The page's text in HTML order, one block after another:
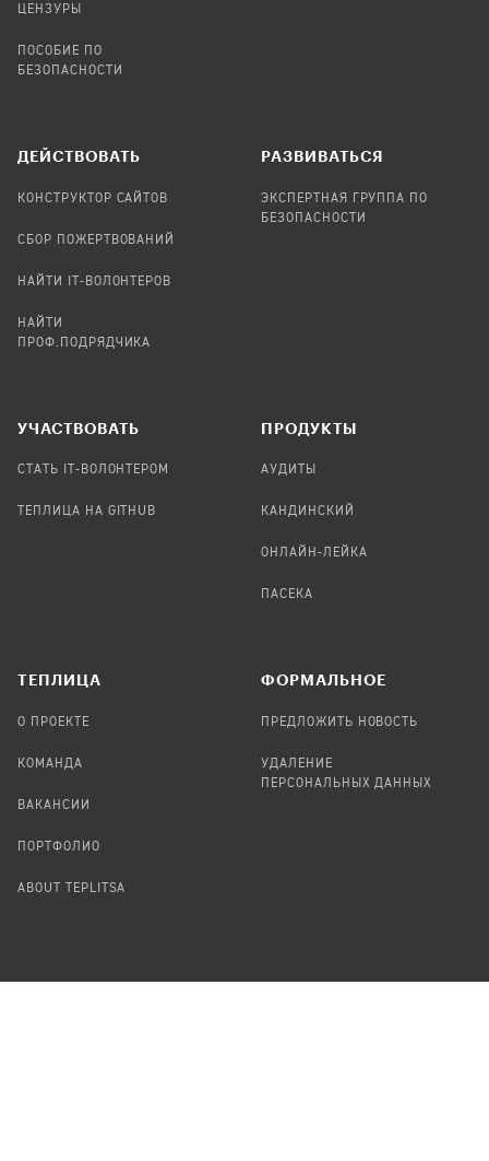
ЦЕНЗУРЫ
ПОСОБИЕ ПО
БЕЗОПАСНОСТИ
ДЕЙСТВОВАТЬ
КОНСТРУКТОР САЙТОВ
СБОР ПОЖЕРТВОВАНИЙ
НАЙТИ IT-ВОЛОНТЕРОВ
НАЙТИ
ПРОФ.ПОДРЯДЧИКА
РАЗВИВАТЬСЯ
ЭКСПЕРТНАЯ ГРУППА ПО
БЕЗОПАСНОСТИ
УЧАСТВОВАТЬ
СТАТЬ IT-ВОЛОНТЕРОМ
ТЕПЛИЦА НА GITHUB
ПРОДУКТЫ
АУДИТЫ
КАНДИНСКИЙ
ОНЛАЙН-ЛЕЙКА
ПАСЕКА
TЕПЛИЦА
О ПРОЕКТЕ
КОМАНДА
ВАКАНСИИ
ПОРТФОЛИО
ABOUT TEPLITSA
ФОРМАЛЬНОЕ
ПРЕДЛОЖИТЬ НОВОСТЬ
УДАЛЕНИЕ
ПЕРСОНАЛЬНЫХ ДАННЫХ